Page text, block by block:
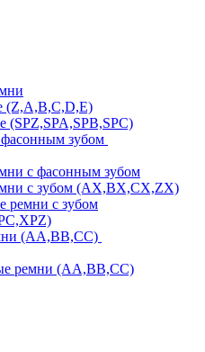
(Z,A,B,C,D,E)
(SPZ,SPA,SPB,SPC)
зубом
с фасонным зубом
с зубом (AX,BX,CX,ZX)
ремни с зубом
(AA,BB,CC)
ремни (AA,BB,CC)